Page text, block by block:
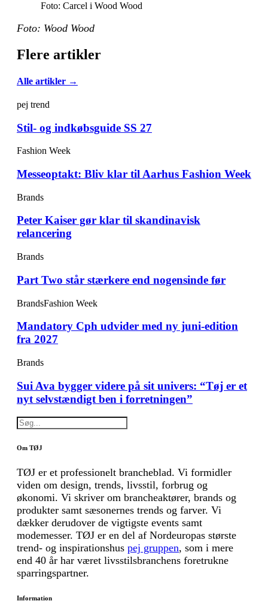
Foto: Carcel i Wood Wood
Foto: Wood Wood
Flere artikler
Alle artikler →
pej trend
Stil- og indkøbsguide SS 27
Fashion Week
Messeoptakt: Bliv klar til Aarhus Fashion Week
Brands
Peter Kaiser gør klar til skandinavisk
relancering
Brands
Part Two står stærkere end nogensinde før
BrandsFashion Week
Mandatory Cph udvider med ny juni-edition
fra 2027
Brands
Sui Ava bygger videre på sit univers: “Tøj er et
nyt selvstændigt ben i forretningen”
Om TØJ
TØJ er et professionelt brancheblad. Vi formidler
viden om design, trends, livsstil, forbrug og
økonomi. Vi skriver om brancheaktører, brands og
produkter samt sæsonernes trends og farver. Vi
dækker derudover de vigtigste events samt
modemesser. TØJ er en del af Nordeuropas største
trend- og inspirationshus pej gruppen, som i mere
end 40 år har været livsstilsbranchens foretrukne
sparringspartner.
Information